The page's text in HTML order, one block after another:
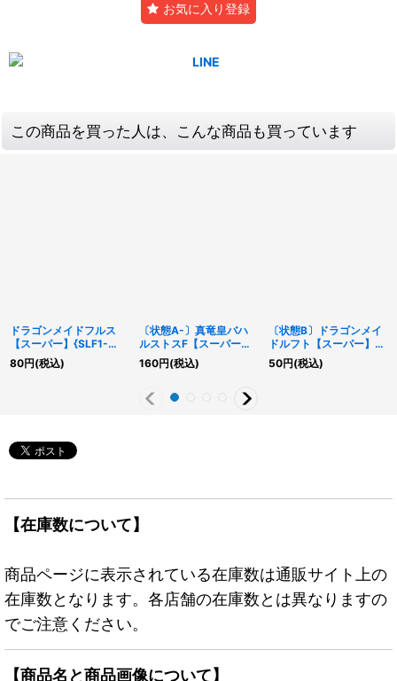
お気に入り登録
この商品を買った人は、こんな商品も買っています
ドラゴンメイドフルス
【スーパー】{SLF1-
JP059}《モンスター》
80円(税込)
〔状態A-〕真竜皇バハ
ルストスF【スーパー】
{INOV-JP021}《モンス
ター》
160円(税込)
〔状態B〕ドラゴンメイ
ドルフト【スーパー】
{DBMF-JP021}《モン
スター》
50円(税込)
【在庫数について】
商品ページに表示されている在庫数は通販サイト上の
在庫数となります。各店舗の在庫数とは異なりますの
でご注意ください。
【商品名と商品画像について】